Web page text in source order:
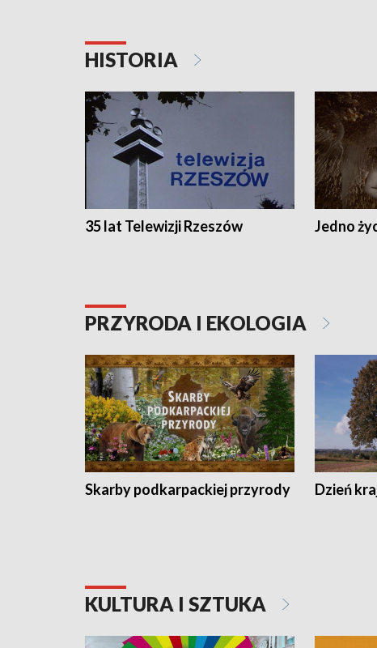
HISTORIA
35 lat Telewizji Rzeszów Jedno
PRZYRODA I EKOLOGIA
Skarby podkarpackiej przyrody Dzień
KULTURA I SZTUKA